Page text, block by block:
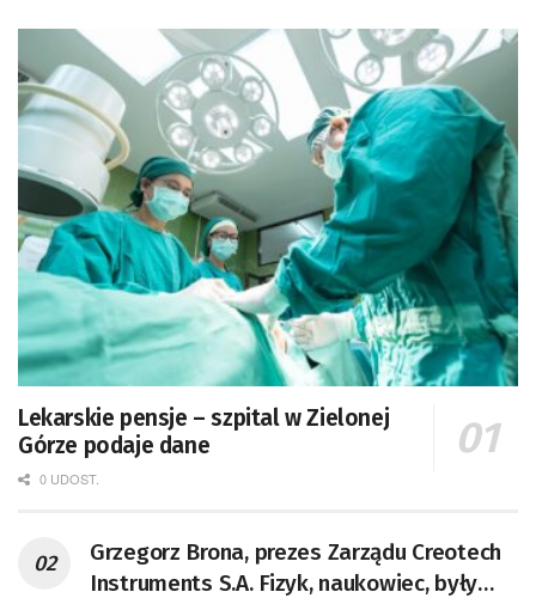
Lekarskie pensje – szpital w Zielonej
Górze podaje dane
0 UDOST.
Grzegorz Brona, prezes Zarządu Creotech
Instruments S.A. Fizyk, naukowiec, były